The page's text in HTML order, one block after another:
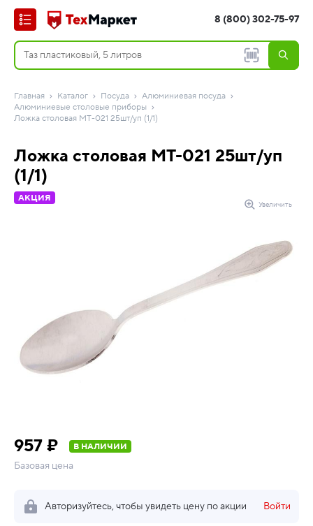
8 (800) 302-75-97
Главная Каталог Посуда
Алюминиевая посуда
Алюминиевые столовые приборы
Ложка столовая МТ-021 25шт/уп (1/1)
Ложка столовая МТ-021 25шт/уп
(1/1)
АКЦИЯ
Увеличить
957 ₽ В НАЛИЧИИ
Базовая цена
Авторизуйтесь, чтобы увидеть цену по акции Войти